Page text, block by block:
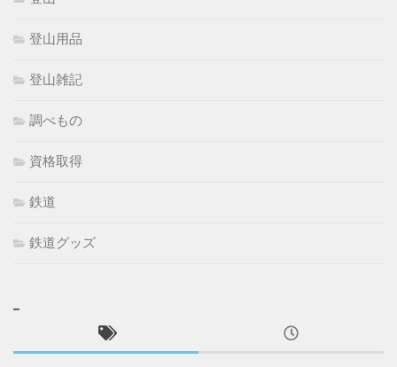
登山用品
登山雑記
調べもの
資格取得
鉄道
鉄道グッズ